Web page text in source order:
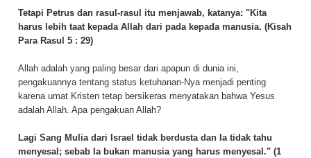
Tetapi Petrus dan rasul-rasul itu menjawab, katanya: "Kita
harus lebih taat kepada Allah dari pada kepada manusia. (Kisah
Para Rasul 5 : 29)
Allah adalah yang paling besar dari apapun di dunia ini,
pengakuannya tentang status ketuhanan-Nya menjadi penting
karena umat Kristen tetap bersikeras menyatakan bahwa Yesus
adalah Allah. Apa pengakuan Allah?
Lagi Sang Mulia dari Israel tidak berdusta dan Ia tidak tahu
menyesal; sebab Ia bukan manusia yang harus menyesal." (1